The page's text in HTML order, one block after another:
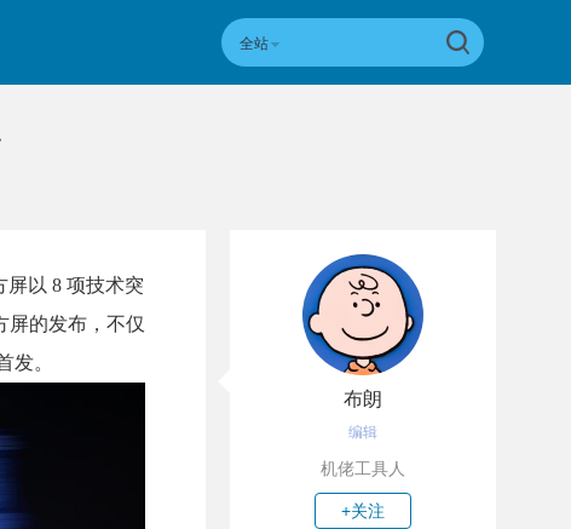
全站
屏以 8 项技术突
屏的发布，不仅
发。
布朗
编辑
机佬工具人
+关注